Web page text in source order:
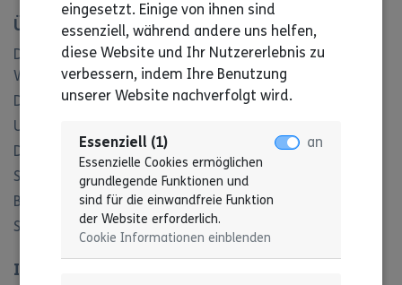
Über uns
Das ist der Landesverband Lebenshilfe Baden-
Württemberg
Das ist die Geschäftsstelle
Unser Referat Freiwilligendienst
Das ist unser Beirat für Menschen mit Behinderung
Satzung
Beitragsordnung
Struktur des Verbandes
Informationen
eingesetzt. Einige von ihnen sind
essenziell, während andere uns helfen,
diese Website und Ihr Nutzererlebnis zu
verbessern, indem Ihre Benutzung
unserer Website nachverfolgt wird.
Essenziell (1)
Essenzielle Cookies ermöglichen
grundlegende Funktionen und
sind für die einwandfreie Funktion
der Website erforderlich.
Cookie Informationen einblenden
an